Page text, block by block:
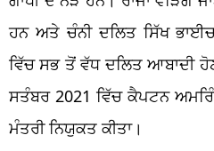
ਹਨ ਅਤੇ ਚੰਨੀ ਦਲਿਤ ਸਿੱਖ
ਵਿੱਚ ਸਭ ਤੋਂ ਵੱਧ ਦਲਿਤ ਆਬਾਦੀ
ਸਤੰਬਰ 2021 ਵਿੱਚ ਕੈਪਟਨ
ਮੰਤਰੀ ਨਿਯੁਕਤ ਕੀਤਾ।